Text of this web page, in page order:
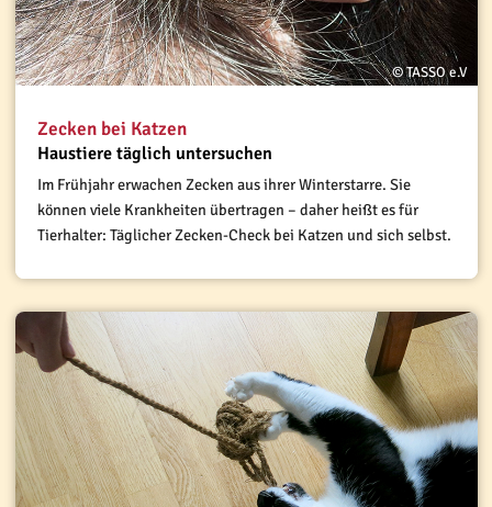
© TASSO e.V
Zecken bei Katzen
Haustiere täglich untersuchen
Im Frühjahr erwachen Zecken aus ihrer Winterstarre. Sie
können viele Krankheiten übertragen – daher heißt es für
Tierhalter: Täglicher Zecken-Check bei Katzen und sich selbst.